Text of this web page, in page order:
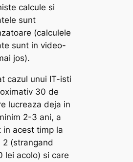
calcule si
sunt
(calculele
sunt in video-
jos).
cazul unui IT-isti
30 de
lucreaza deja in
2-3 ani, a
in acest timp la
2 (strangand
lei acolo) si care